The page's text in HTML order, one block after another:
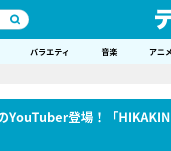
バラエティ 音楽 アニ
YouTuber登場！「